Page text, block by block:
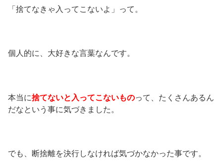
「捨てなきゃ入ってこないよ」って。
個人的に、大好きな言葉なんです。
本当に捨てないと入ってこないものって、たくさんあるん
だなという事に気づきました。
でも、断捨離を決行しなければ気づかなかった事です。